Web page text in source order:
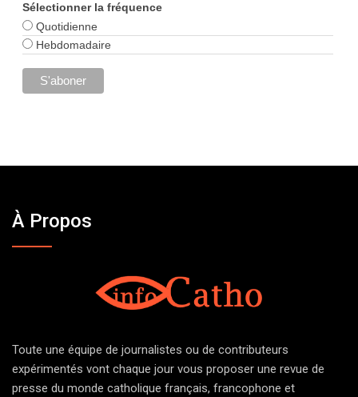
Sélectionner la fréquence
Quotidienne
Hebdomadaire
À Propos
Toute une équipe de journalistes ou de contributeurs
expérimentés vont chaque jour vous proposer une revue de
presse du monde catholique français, francophone et